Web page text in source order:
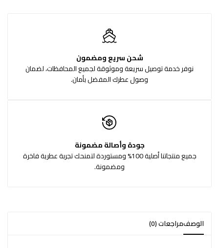
شحن سريع ومضمون
نوفر خدمة توصيل سريعة وموثوقة لجميع المحافظات، لضمان
وصول عطرك المفضل بأمان.
جودة وأصالة مضمونة
جميع منتجاتنا أصلية 100% ومستوردة لتمنحك تجربة عطرية فاخرة
ومضمونة.
الوصفمراجعات (0)